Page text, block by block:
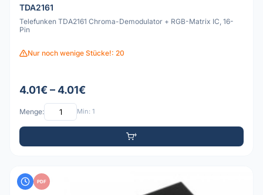
TDA2161
Telefunken TDA2161 Chroma-Demodulator + RGB-Matrix IC, 16-
Pin
Nur noch wenige Stücke!: 20
4.01€ – 4.01€
Menge: Min: 1
PDF